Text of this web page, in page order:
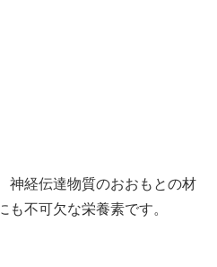
神経伝達物質のおおもとの材
不可欠な栄養素です。